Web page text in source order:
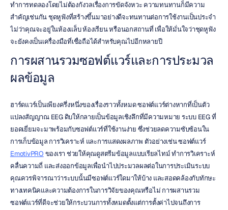
ทำการทดลองโดยไม่ต้องกังวลเรื่องการขัดจังหวะ ความทนทานก็มีความ
สำคัญเช่นกัน ชุดหูฟังที่สร้างขึ้นมาอย่างดีจะทนทานต่อการใช้งานเป็นประจำ
ไม่ว่าคุณจะอยู่ในห้องแล็บ ห้องเรียน หรือนอกสถานที่ เพื่อให้มั่นใจว่าชุดหูฟัง
จะยังคงเป็นเครื่องมือที่เชื่อถือได้สำหรับคุณไปอีกหลายปี
การผสานรวมซอฟต์แวร์และการประมวล
ผลข้อมูล
ฮาร์ดแวร์เป็นเพียงครึ่งหนึ่งของเรื่องราวทั้งหมด ซอฟต์แวร์ต่างหากที่เป็นตัว
แปลงสัญญาณ EEG ดิบให้กลายเป็นข้อมูลเชิงลึกที่มีความหมาย ระบบ EEG ที่
ยอดเยี่ยมจะมาพร้อมกับซอฟต์แวร์ที่ใช้งานง่าย ซึ่งช่วยลดความซับซ้อนใน
การเก็บข้อมูล การวิเคราะห์ และการแสดงผลภาพ ตัวอย่างเช่น ซอฟต์แวร์
EmotivPRO ของเรา ช่วยให้คุณดูสตรีมข้อมูลแบบเรียลไทม์ ทำการวิเคราะห์
คลื่นความถี่ และส่งออกข้อมูลเพื่อนำไปประมวลผลต่อในการประเมินระบบ
คุณควรพิจารณาว่าระบบนั้นมีซอฟต์แวร์ใดมาให้บ้าง และสอดคล้องกับทักษะ
ทางเทคนิคและความต้องการในการวิจัยของคุณหรือไม่ การผสานรวม
ซอฟต์แวร์ที่ดีจะช่วยให้กระบวนการทั้งหมดตั้งแต่การตั้งค่าไปจนถึงการ